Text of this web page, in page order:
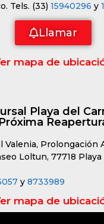
Tels. (33) 15940296 y
Llamar
mapa de
Playa del
Valenia, Prolongación
Loltun, 77718 Playa
y 8733989
mapa de